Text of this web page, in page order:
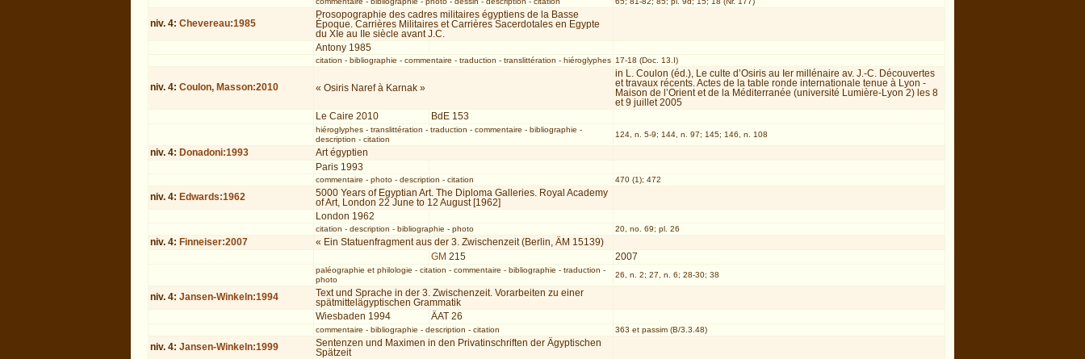
niv. 4:Chevereau:1985
Prosopographie des cadres militaires égyptiens de la Basse
Époque. Carrières Militaires et Carrières Sacerdotales en Egypte
du XIe au IIe siècle avant J.C.
Antony 1985
citation - bibliographie - commentaire - traduction - translittération - hiéroglyphes 17-18 (Doc. 13.I)
niv. 4:Coulon, Masson:2010 « Osiris Naref à Karnak »
in L. Coulon (éd.), Le culte d’Osiris au Ier millénaire av. J.-C. Découvertes
et travaux récents. Actes de la table ronde internationale tenue à Lyon -
Maison de l’Orient et de la Méditerranée (université Lumière-Lyon 2) les 8
et 9 juillet 2005
Le Caire 2010
BdE 153
hiéroglyphes- translittération - traduction - commentaire - bibliographie -
description - citation
124, n. 5-9; 144, n. 97; 145; 146, n. 108
niv. 4: Donadoni:1993
Art égyptien
Paris 1993
commentaire - photo- description - citation 470 (1); 472
niv. 4: Edwards:1962
5000 Years of Egyptian Art. The Diploma Galleries. Royal Academy
of Art, London 22 June to 12 August [1962]
London 1962
citation - description - bibliographie - photo 20, no. 69; pl. 26
niv. 4: Finneiser:2007
« Ein Statuenfragment aus der 3. Zwischenzeit (Berlin, ÄM 15139)
GM 215 2007
paléographie et philologie - citation - commentaire - bibliographie - traduction -
photo
26, n. 2; 27, n. 6; 28-30; 38
niv. 4:Jansen-Winkeln:1994
Text und Sprache in der 3. Zwischenzeit. Vorarbeiten zu einer
spätmittelägyptischen Grammatik
Wiesbaden 1994
ÄAT 26
commentaire - bibliographie - description - citation 363 et passim (B/3.3.48)
niv. 4:Jansen-Winkeln:1999
Sentenzen und Maximen in den Privatinschriften der Ägyptischen
Spätzeit